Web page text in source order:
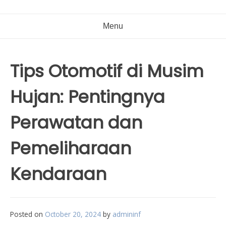
Menu
Tips Otomotif di Musim
Hujan: Pentingnya
Perawatan dan
Pemeliharaan
Kendaraan
Posted on October 20, 2024 by admininf